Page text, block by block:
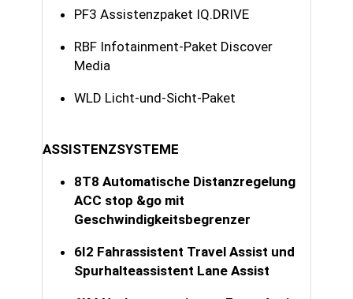
PF3 Assistenzpaket IQ.DRIVE
RBF Infotainment-Paket Discover
Media
WLD Licht-und-Sicht-Paket
ASSISTENZSYSTEME
8T8 Automatische Distanzregelung
ACC stop &go mit
Geschwindigkeitsbegrenzer
6I2 Fahrassistent Travel Assist und
Spurhalteassistent Lane Assist